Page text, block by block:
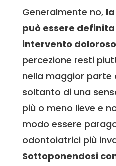
Generalmente no,
può essere
intervento doloroso
percezione resti
nella maggior parte
soltanto di una
più o meno lieve e
modo essere
odontoiatrici più
Sottoponendosi